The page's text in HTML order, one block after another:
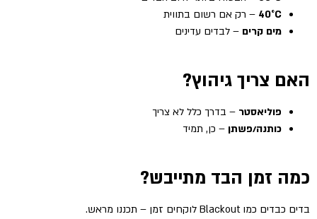
40°C – רק אם רשום בתווית
מים קרים – לבדים עדינים
האם צריך גיהוץ?
פוליאסטר – בדרך כלל לא צריך
כותנה/פשתן – כן, תמיד
כמה זמן הבד מתייבש?
בדים כבדים כמו Blackout לוקחים זמן – תכננו מראש.